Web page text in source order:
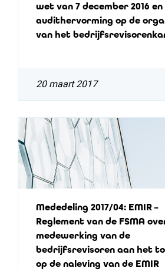
wet van 7 december 2016
audithervorming op de
van het
20 maart 2017
Mededeling 2017/04: EMIR –
Reglement van de FSMA
medewerking van de
bedrijfsrevisoren aan het
op de naleving van de EMIR